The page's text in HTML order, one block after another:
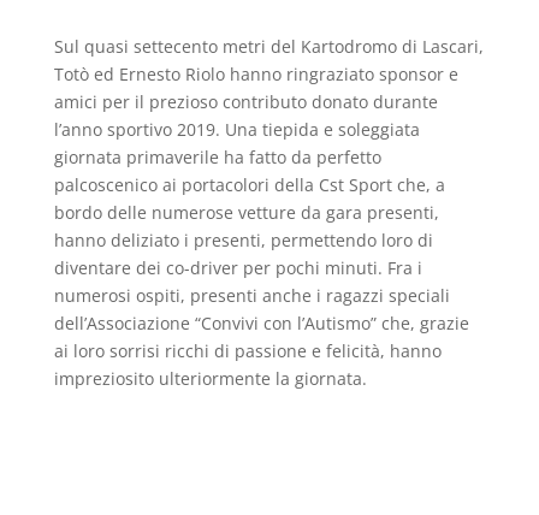
Sul quasi settecento metri del Kartodromo di Lascari,
Totò ed Ernesto Riolo hanno ringraziato sponsor e
amici per il prezioso contributo donato durante
l’anno sportivo 2019. Una tiepida e soleggiata
giornata primaverile ha fatto da perfetto
palcoscenico ai portacolori della Cst Sport che, a
bordo delle numerose vetture da gara presenti,
hanno deliziato i presenti, permettendo loro di
diventare dei co-driver per pochi minuti. Fra i
numerosi ospiti, presenti anche i ragazzi speciali
dell’Associazione “Convivi con l’Autismo” che, grazie
ai loro sorrisi ricchi di passione e felicità, hanno
impreziosito ulteriormente la giornata.